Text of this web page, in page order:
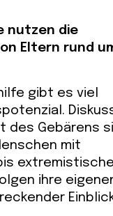
nutzen die
Eltern rund
gibt es viel
des Gebärens
mit
ihre